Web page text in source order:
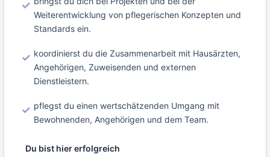
Weiterentwicklung von pflegerischen Konzepten und
Standards ein.
koordinierst du die Zusammenarbeit mit Hausärzten,
Angehörigen, Zuweisenden und externen
Dienstleistern.
pflegst du einen wertschätzenden Umgang mit
Bewohnenden, Angehörigen und dem Team.
Du bist hier erfolgreich